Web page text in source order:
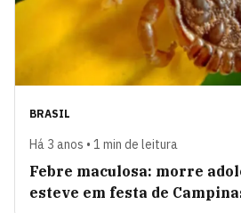
BRASIL
Há 3 anos • 1 min de leitura
Febre maculosa: morre
esteve em festa de